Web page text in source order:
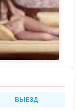
ВЫЕЗД